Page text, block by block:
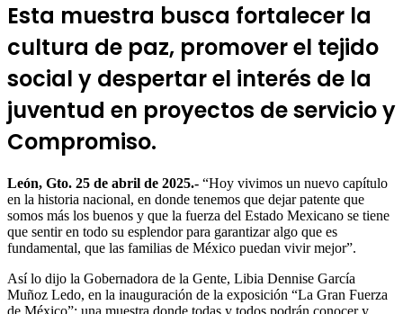
Esta muestra busca fortalecer la
cultura de paz, promover el tejido
social y despertar el interés de la
juventud en proyectos de servicio y
Compromiso.
León, Gto. 25 de abril de 2025.- “Hoy vivimos un nuevo capítulo
en la historia nacional, en donde tenemos que dejar patente que
somos más los buenos y que la fuerza del Estado Mexicano se tiene
que sentir en todo su esplendor para garantizar algo que es
fundamental, que las familias de México puedan vivir mejor”.
Así lo dijo la Gobernadora de la Gente, Libia Dennise García
Muñoz Ledo, en la inauguración de la exposición “La Gran Fuerza
de México”; una muestra donde todas y todos podrán conocer y